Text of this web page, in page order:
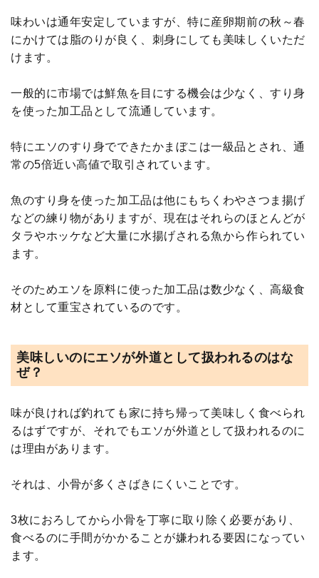
味わいは通年安定していますが、特に産卵期前の秋～春
にかけては脂のりが良く、刺身にしても美味しくいただ
けます。
一般的に市場では鮮魚を目にする機会は少なく、すり身
を使った加工品として流通しています。
特にエソのすり身でできたかまぼこは一級品とされ、通
常の5倍近い高値で取引されています。
魚のすり身を使った加工品は他にもちくわやさつま揚げ
などの練り物がありますが、現在はそれらのほとんどが
タラやホッケなど大量に水揚げされる魚から作られてい
ます。
そのためエソを原料に使った加工品は数少なく、高級食
材として重宝されているのです。
美味しいのにエソが外道として扱われるのはな
ぜ？
味が良ければ釣れても家に持ち帰って美味しく食べられ
るはずですが、それでもエソが外道として扱われるのに
は理由があります。
それは、小骨が多くさばきにくいことです。
3枚におろしてから小骨を丁寧に取り除く必要があり、
食べるのに手間がかかることが嫌われる要因になってい
ます。